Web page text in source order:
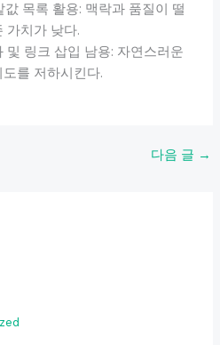
목록 활용: 맥락과 품질이 떨
가치가 낮다.
및 링크 삽입 남용: 자연스러운
를 저하시킨다.
다음 글 →